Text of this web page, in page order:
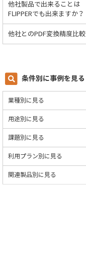
他社製品で出来ることは
FLIPPERでも出来ますか？
他社とのPDF変換精度比較
条件別に事例を見る
業種別に見る
用途別に見る
課題別に見る
利用プラン別に見る
関連製品別に見る